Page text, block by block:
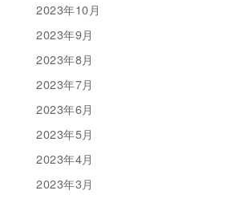
2023年10月
2023年9月
2023年8月
2023年7月
2023年6月
2023年5月
2023年4月
2023年3月